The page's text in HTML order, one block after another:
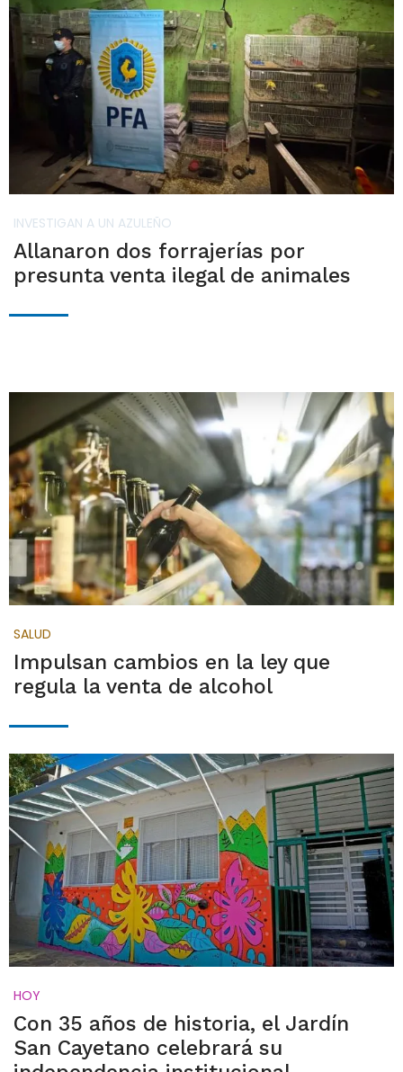
INVESTIGAN A UN AZULEÑO
Allanaron dos forrajerías por
presunta venta ilegal de animales
SALUD
Impulsan cambios en la ley que
regula la venta de alcohol
HOY
Con 35 años de historia, el Jardín
San Cayetano celebrará su